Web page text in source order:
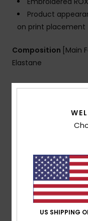
Product
on print placement
Composition [Main
Elastane
Shipping &
US SHIPPING